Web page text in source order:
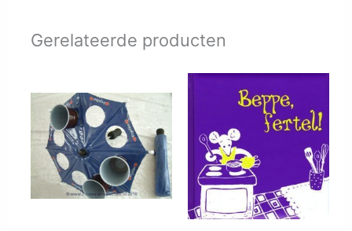
Gerelateerde producten